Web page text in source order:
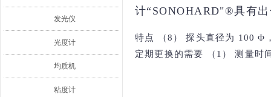
发光仪
光度计
均质机
粘度计
计“SONOHARD"®具有
特点 （8） 探头直径为 100 Φ
定期更换的需要 （1） 测量时